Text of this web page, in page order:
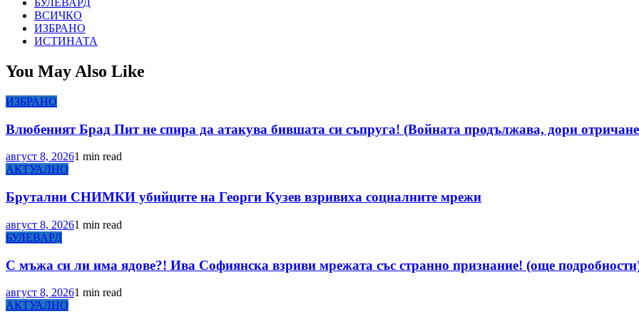
БУЛЕВАРД
ВСИЧКО
ИЗБРАНО
ИСТИНАТА
You May Also Like
ИЗБРАНО
Влюбеният Брад Пит не спира да атакува бившата си съпруга! (Войната продължава, дори
август 8, 20261 min read
АКТУАЛНО
Брутални СНИМКИ убийците на Георги Кузев взривиха социалните мрежи
август 8, 20261 min read
БУЛЕВАРД
С мъжа си ли има ядове?! Ива Софиянска взриви мрежата със странно признание! (още
август 8, 20261 min read
АКТУАЛНО